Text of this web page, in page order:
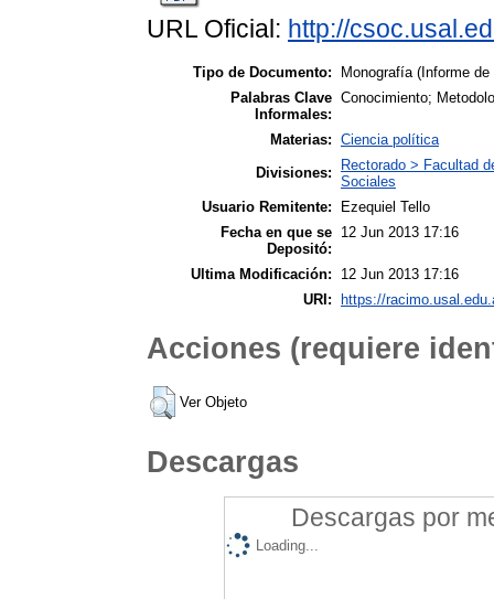
URL Oficial: http://
Tipo de Documento:
Monografía (Informe
Palabras Clave
Informales:
Conocimiento;
Materias: Ciencia política
Divisiones:
Rectorado > Facultad
Sociales
Usuario Remitente:
Ezequiel Tello
Fecha en que se
Depositó:
12 Jun 2013 17:16
Ultima Modificación:
12 Jun 2013 17:16
URI:
https://
Acciones (requiere
Ver Objeto
Descargas
Descargas por
Loading...